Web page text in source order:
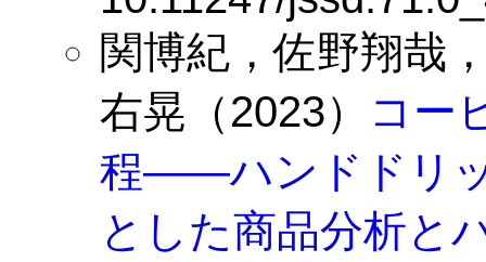
関博紀，佐野翔哉
右晃（2023）
コー
程——ハンドドリ
とした商品分析と